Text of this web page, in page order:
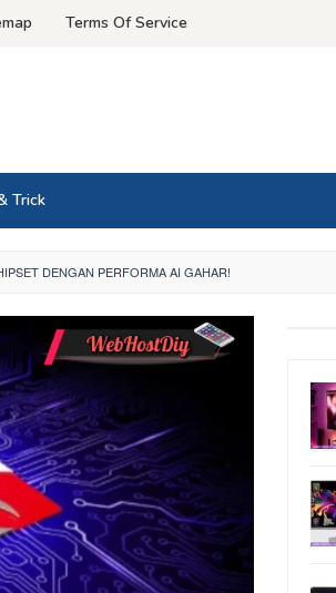
Terms Of Service
Trick
DENGAN PERFORMA AI GAHAR!